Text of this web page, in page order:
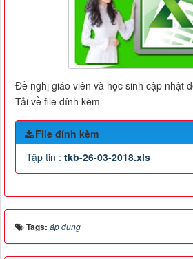
Đề nghị giáo viên và học sinh cập nhật
Tải về file đính kèm
File đính kèm
Tập tin : tkb-26-03-2018.xls
Tags: áp dụng